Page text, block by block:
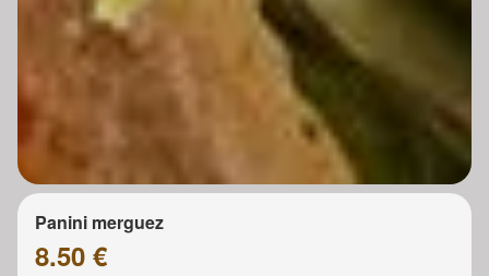
Panini merguez
8.50 €